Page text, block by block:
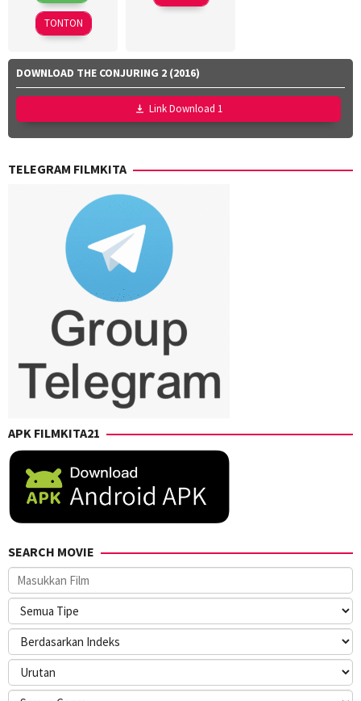
2026
Lubis,
Hollynov
Mutia
Effendi,
Nurul
Ravika
TONTON
DOWNLOAD THE CONJURING 2 (2016)
Link Download 1
TELEGRAM FILMKITA
APK FILMKITA21
SEARCH MOVIE